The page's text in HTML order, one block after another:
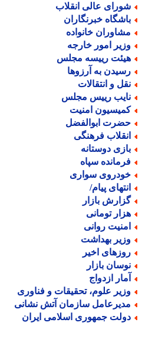
عالی انقلاب
خبرنگاران
خانواده
امور خارجه
رییسه مجلس
به آرزوها
و انتقالات
رییس مجلس
امنیت
ابوالفضل
فرهنگی
دوستانه
سپاه
سواری
پیام/
بازار
تومانی
روانی
بهداشت
اخیر
بازار
ازدواج
علوم، تحقیقات و فناوری
سازمان آتش نشانی
جمهوری اسلامی ایران